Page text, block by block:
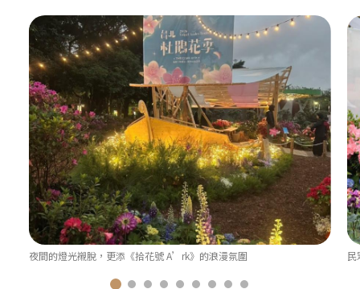
夜間的燈光襯脫，更添《拾花號 A’rk》的浪漫氛圍 民